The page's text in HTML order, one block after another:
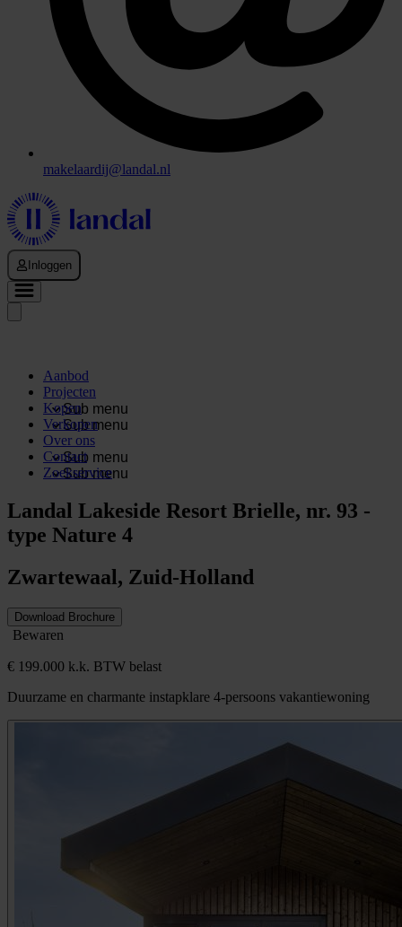
makelaardij@landal.nl
Inloggen
Aanbod
Projecten
Sub menu
Kopen
Sub menu
Verkopen
Over ons
Sub menu
Contact
Sub menu
Zoekservice
Landal Lakeside Resort Brielle, nr. 93 -
type Nature 4
Zwartewaal, Zuid-Holland
Download Brochure
Bewaren
€ 199.000 k.k. BTW belast
Duurzame en charmante instapklare 4-persoons vakantiewoning